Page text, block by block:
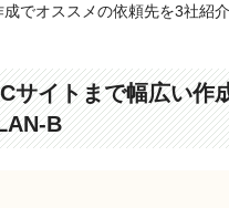
でオススメの依頼先を3社紹介
サイトまで幅広い作
B